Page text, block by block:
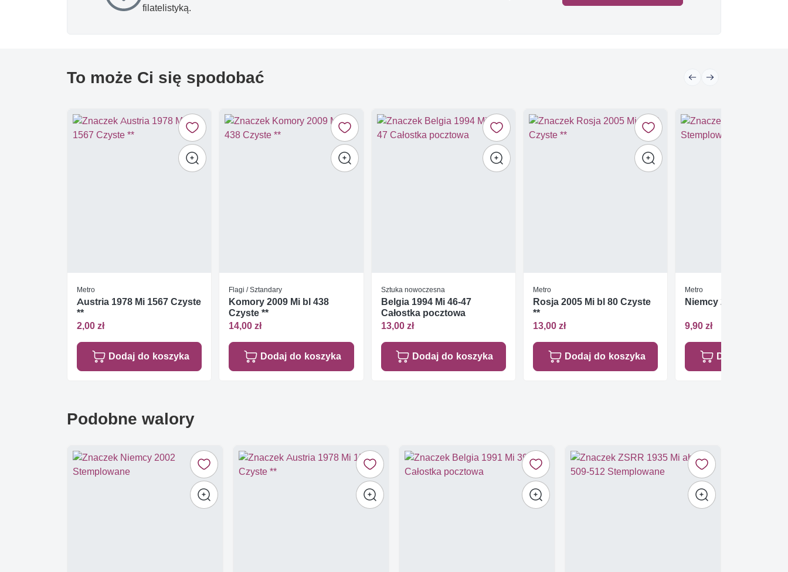
filatelistyką.
To może Ci się spodobać
Metro
Austria 1978 Mi 1567 Czyste
**
2,00 zł
Dodaj do koszyka
Flagi / Sztandary
Komory 2009 Mi bl 438
Czyste **
14,00 zł
Dodaj do koszyka
Sztuka nowoczesna
Belgia 1994 Mi 46-47
Całostka pocztowa
13,00 zł
Dodaj do koszyka
Metro
Rosja 2005 Mi bl 80 Czyste
**
13,00 zł
Dodaj do koszyka
Metro
Niemcy 2002
9,90 zł
Dodaj do
Podobne walory